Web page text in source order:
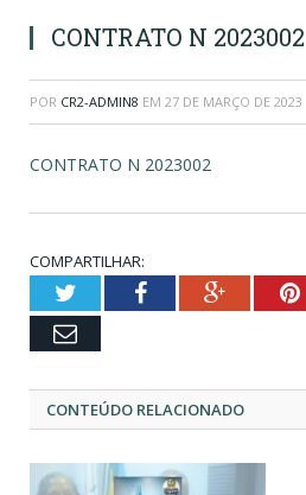
CONTRATO N 2023002
POR CR2-ADMIN8 EM 27 DE MARÇO DE 2023
CONTRATO N 2023002
COMPARTILHAR:
TwitterFacebookGoogle+
Email
CONTEÚDO RELACIONADO